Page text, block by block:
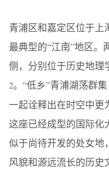
青浦区和嘉定区位于上
最典型的“江南”地区。
侧，分别位于历史地理
2。“低乡”青浦湖荡群集
一起诠释出在时空中更
这座已经成型的国际化
似于尚待开发的处女地
风貌和源远流长的历史